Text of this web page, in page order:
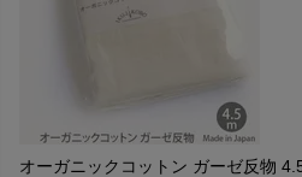
オーガニックコットン ガーゼ反物